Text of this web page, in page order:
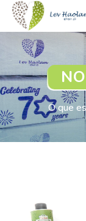
O que